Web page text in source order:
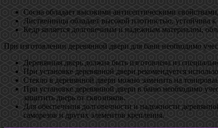
Сосна обладает высокими антисептическими
Лиственница обладает высокой плотностью, устойчива
Кедр является долговечным и надежным материалом,
При изготовлении деревянной двери для бани необходимо
Деревянная дверь должна быть изготовлена из
При установке деревянной двери рекомендуется
Стекло в деревянной двери можно заменить на
При установке деревянной двери в баню необходимо
защитить дверь от сквозняков.
Для обеспечения долговечности и надежности
саморезов и других элементов крепления.